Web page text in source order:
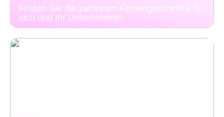
Finden Sie die perfekten Firmengeschenke für
sich und Ihr Unternehmen